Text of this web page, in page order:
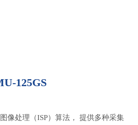
125GS
像处理（ISP）算法， 提供多种采集